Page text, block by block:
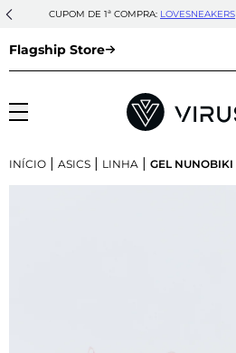
CUPOM DE 1ª COMPRA: LOVESNEAKERS
Flagship Store
INÍCIO | ASICS | LINHA | GEL NUNOBIKI